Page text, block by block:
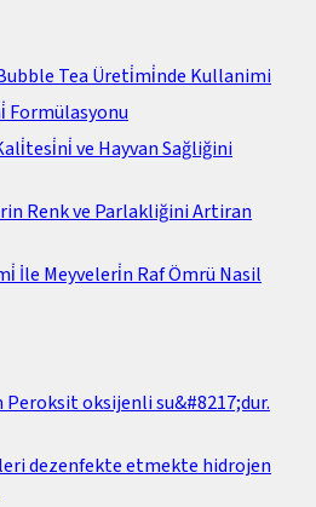
Tea Üreti̇mi̇nde Kullanimi
Formülasyonu
ve Hayvan Sağliğini
Renk ve Parlakliğini Artiran
İle Meyveleri̇n Raf Ömrü Nasil
Peroksit oksijenli su&#8217;dur.
dezenfekte etmekte hidrojen